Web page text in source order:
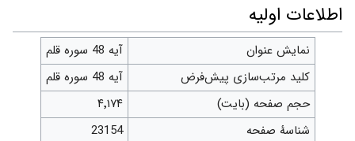
پرش
به
پرش
به
جستجو
اطلاعات اولیه
نمایش عنوان
آیه 48 سوره قلم
کلید مرتب‌سازی پیش‌فرض
آیه 48 سوره قلم
حجم صفحه (بایت)
۴٬۱۷۴
شناسهٔ صفحه
23154